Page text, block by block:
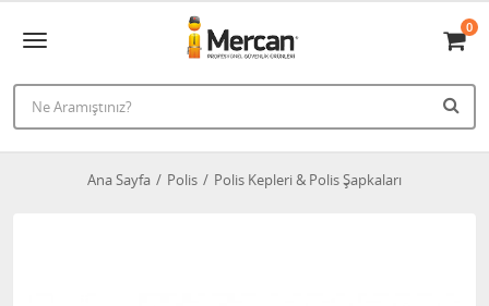
0
Ana Sayfa Polis Polis Kepleri & Polis Şapkaları